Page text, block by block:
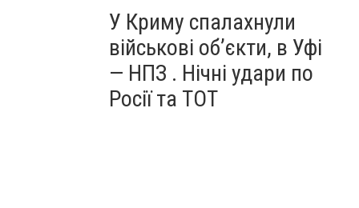
У Криму спалахнули
військові об’єкти, в Уфі
— НПЗ . Нічні удари по
Росії та ТОТ